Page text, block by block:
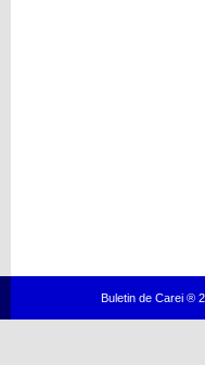
Buletin de Carei ®